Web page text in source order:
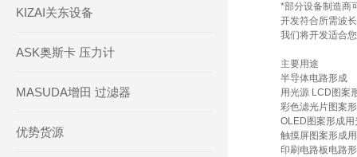
KIZAI关东设备
ASK奥斯卡 压力计
MASUDA增田 过滤器
优势货源
*部分设备制造商
开发符合所需波
我们将开发适合
主要用途
半导体电路形成
用光源 LCD图案
彩色滤光片图案
OLED图案形成用
触摸屏图案形成
印刷电路板电路